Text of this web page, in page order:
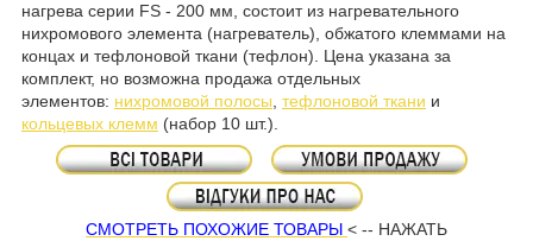
нагрева серии FS - 200 мм, состоит из нагревательного
нихромового элемента (нагреватель), обжатого клеммами на
концах и тефлоновой ткани (тефлон). Цена указана за
комплект, но возможна продажа отдельных
элементов: нихромовой полосы, тефлоновой ткани и
кольцевых клемм (набор 10 шт.).
СМОТРЕТЬ ПОХОЖИЕ ТОВАРЫ < -- НАЖАТЬ